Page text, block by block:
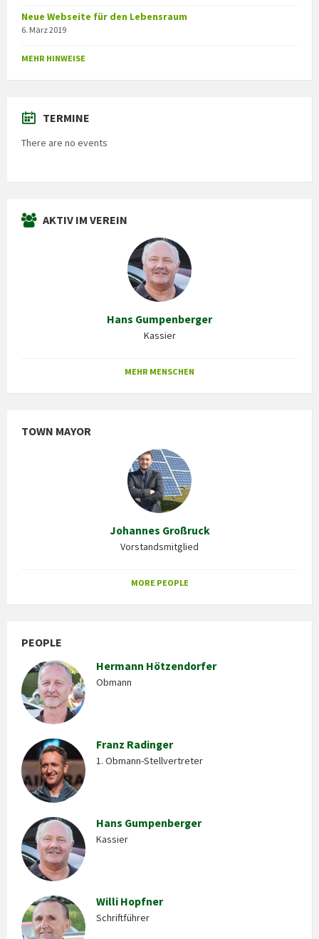
Neue Webseite für den Lebensraum
6. März 2019
MEHR HINWEISE
TERMINE
There are no events
AKTIV IM VEREIN
Hans Gumpenberger
Kassier
MEHR MENSCHEN
TOWN MAYOR
Johannes Großruck
Vorstandsmitglied
MORE PEOPLE
PEOPLE
Hermann Hötzendorfer
Obmann
Franz Radinger
1. Obmann-Stellvertreter
Hans Gumpenberger
Kassier
Willi Hopfner
Schriftführer